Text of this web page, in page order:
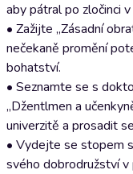
aby pátral po zločinci
• Zažijte „Zásadní
nečekaně promění
bohatství.
• Seznamte se s
„Džentlmen a
univerzitě a prosadit
• Vydejte se stopem
svého dobrodružství v